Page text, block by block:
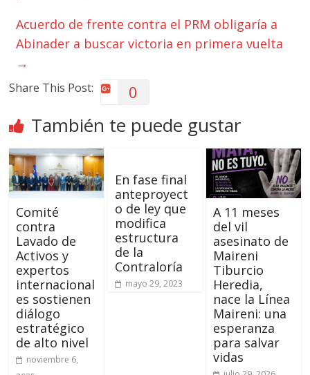
Acuerdo de frente contra el PRM obligaría a
Abinader a buscar victoria en primera vuelta
→
Share This Post: 0
También te puede gustar
Comité
contra
Lavado de
Activos y
expertos
internacional
es sostienen
diálogo
estratégico
de alto nivel
noviembre 6,
En fase final
anteproyect
o de ley que
modifica
estructura
de la
Contraloría
mayo 29, 2023
A 11 meses
del vil
asesinato de
Maireni
Tiburcio
Heredia,
nace la Línea
Maireni: una
esperanza
para salvar
vidas